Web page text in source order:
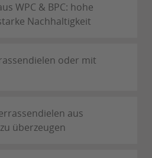
WPC & BPC: hohe
Nachhaltigkeit
oder mit
aus
überzeugen